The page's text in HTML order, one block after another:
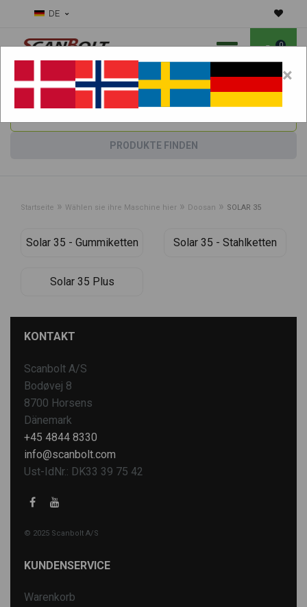
DE
0
Benötigen Sie Hilfe bei Verschleißteilen?Maschine wählen:
PRODUKTE FINDEN
Startseite » Wählen sie ihre Maschine hier » Doosan » SOLAR 35
Solar 35 - Gummiketten Solar 35 - Stahlketten
Solar 35 Plus
KONTAKT
Scanbolt A/S
Bodøvej 8
8700 Horsens
Dänemark
+45 4844 8330
info@scanbolt.com
Ust-IdNr.: DK33 39 75 42
© 2025 Scanbolt A/S
KUNDENSERVICE
Warenkorb
×